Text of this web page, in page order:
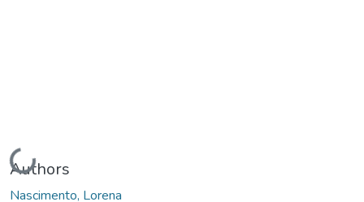
Cargando...
Authors
Nascimento, Lorena